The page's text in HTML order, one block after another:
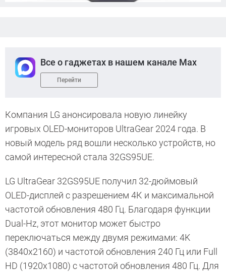
Все о гаджетах в нашем канале Max
Перейти
Компания LG анонсировала новую линейку
игровых OLED-мониторов UltraGear 2024 года. В
новый модель ряд вошли несколько устройств, но
самой интересной стала 32GS95UE.
LG UltraGear 32GS95UE получил 32-дюймовый
OLED-дисплей с разрешением 4К и максимальной
частотой обновления 480 Гц. Благодаря функции
Dual-Hz, этот монитор может быстро
переключаться между двумя режимами: 4K
(3840x2160) и частотой обновления 240 Гц или Full
HD (1920x1080) с частотой обновления 480 Гц. Для